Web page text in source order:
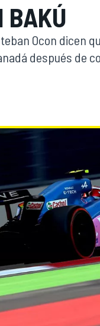
MOTO
RALLYTURISMO
BAKÚ
Ocon dicen
después de